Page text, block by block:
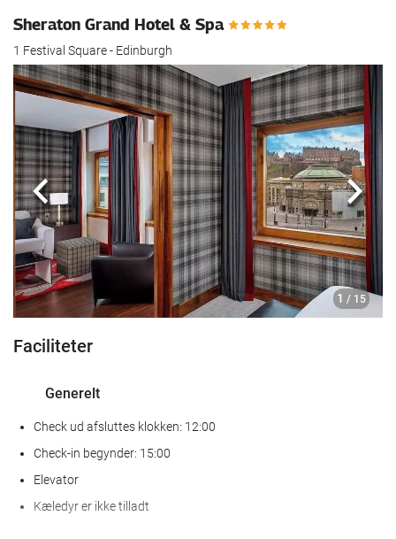
Sheraton Grand Hotel & Spa
1 Festival Square - Edinburgh
1 / 15
Previous
Faciliteter
Generelt
Check ud afsluttes klokken: 12:00
Check-in begynder: 15:00
Elevator
Kæledyr er ikke tilladt